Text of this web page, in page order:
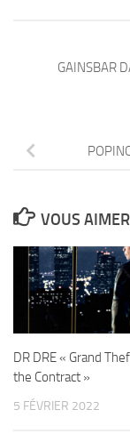
GAINSBAR
VOUS
DR DRE « Grand
the Contract »
5 FÉVRIER 2022